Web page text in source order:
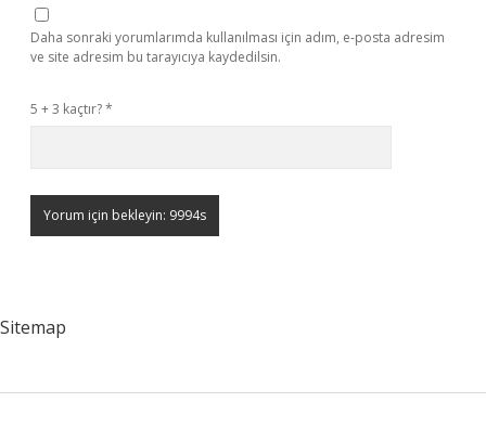
Daha sonraki yorumlarımda kullanılması için adım, e-posta adresim
ve site adresim bu tarayıcıya kaydedilsin.
5 + 3 kaçtır?*
Sitemap